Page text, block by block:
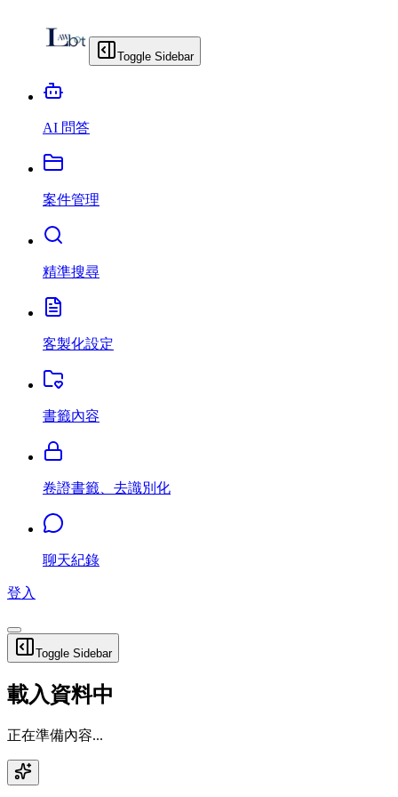
Toggle Sidebar
AI 問答
案件管理
精準搜尋
客製化設定
書籤內容
卷證書籤、去識別化
聊天紀錄
登入
Toggle Sidebar
載入資料中
正在準備內容...